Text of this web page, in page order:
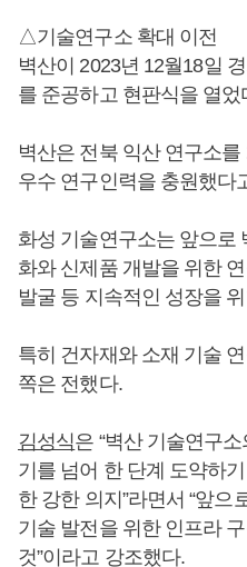
△기술연구소 확대 이전
벽산이 2023년 12월18일
를 준공하고 현판식을 열었
벽산은 전북 익산 연구소
우수 연구인력을 충원했다
화성 기술연구소는 앞으로
화와 신제품 개발을 위한
발굴 등 지속적인 성장을
특히 건자재와 소재 기술
쪽은 전했다.
김성식은 “벽산 기술연구
기를 넘어 한 단계 도약하
한 강한 의지”라면서 “앞
기술 발전을 위한 인프라
것”이라고 강조했다.